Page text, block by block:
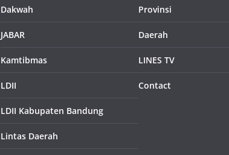
Dakwah
JABAR
Kamtibmas
LDII
LDII Kabupaten Bandung
Lintas Daerah
Provinsi
Daerah
LINES TV
Contact